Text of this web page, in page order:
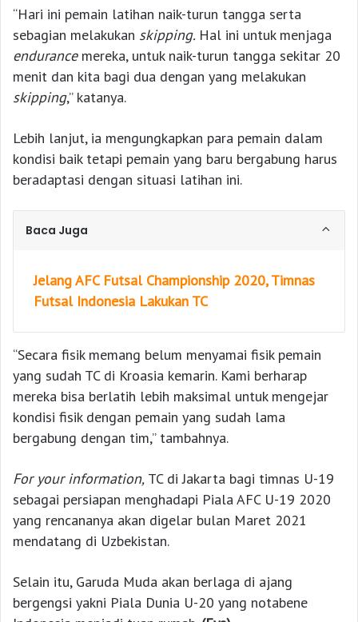
“Hari ini pemain latihan naik-turun tangga serta
sebagian melakukan skipping. Hal ini untuk menjaga
endurancemereka, untuk naik-turun tangga sekitar 20
menit dan kita bagi dua dengan yang melakukan
skipping,” katanya.
Lebih lanjut, ia mengungkapkan para pemain dalam
kondisi baik tetapi pemain yang baru bergabung harus
beradaptasi dengan situasi latihan ini.
Baca Juga
Jelang AFC Futsal Championship 2020, Timnas
Futsal Indonesia Lakukan TC
“Secara fisik memang belum menyamai fisik pemain
yang sudah TC di Kroasia kemarin. Kami berharap
mereka bisa berlatih lebih maksimal untuk mengejar
kondisi fisik dengan pemain yang sudah lama
bergabung dengan tim,” tambahnya.
For your information, TC di Jakarta bagi timnas U-19
sebagai persiapan menghadapi Piala AFC U-19 2020
yang rencananya akan digelar bulan Maret 2021
mendatang di Uzbekistan.
Selain itu, Garuda Muda akan berlaga di ajang
bergengsi yakni Piala Dunia U-20 yang notabene